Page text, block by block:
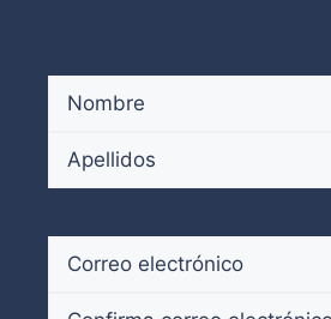
electrónico(Obligatorio)